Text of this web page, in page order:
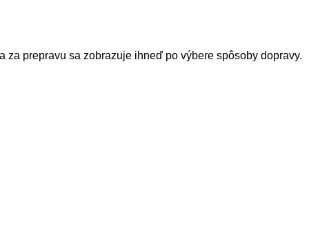
prepravu sa zobrazuje ihneď po výbere spôsoby dopravy.